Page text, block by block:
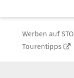
Werben auf
Tourentipps